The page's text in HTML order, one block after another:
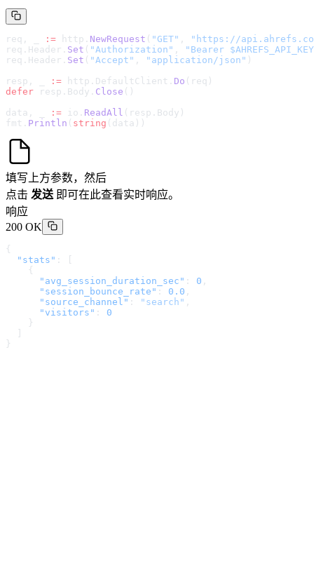
req, _ := http. NewRequest ( "GET" , " https://
req.Header. Set ( "Authorization" ,
"Bearer
req.Header. Set ( "Accept" , "application/json" )
resp, _
:= http.DefaultClient. Do (req)
defer resp.Body. Close ()
data, _
:= io. ReadAll (resp.Body)
fmt. Println ( string (data))
填写上方参数，然后
点击 发送 即可在此查看实时响应。
响应
200 OK
{
  "stats"
: [
    {
      "avg_session_duration_sec"
: 0 ,
      "session_bounce_rate"
: 0.0 ,
      "source_channel"
: "search" ,
      "visitors"
: 0
    }
}